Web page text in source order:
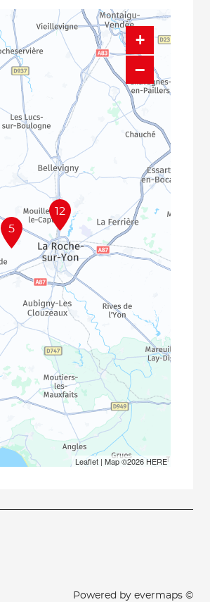
12
5
+
−
Leaflet| Map ©2026 HERE
Powered by evermaps ©